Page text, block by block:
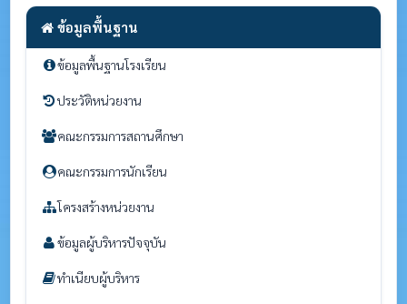
ข้อมูลพื้นฐาน
ข้อมูลพื้นฐานโรงเรียน
ประวัติหน่วยงาน
คณะกรรมการสถานศึกษา
คณะกรรมการนักเรียน
โครงสร้างหน่วยงาน
ข้อมูลผู้บริหารปัจจุบัน
ทำเนียบผู้บริหาร